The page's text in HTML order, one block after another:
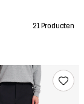
21 Producten